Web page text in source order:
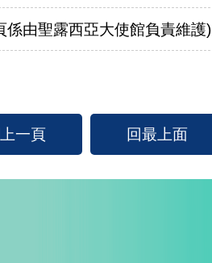
由聖露西亞大使館負責維護)
一頁 回最上面